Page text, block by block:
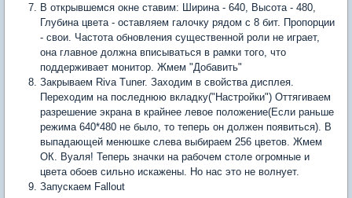
В открывшемся окне ставим: Ширина - 640, Высота - 480,
Глубина цвета - оставляем галочку рядом с 8 бит. Пропорции
- свои. Частота обновления существенной роли не играет,
она главное должна вписываться в рамки того, что
поддерживает монитор. Жмем "Добавить"
Закрываем Riva Tuner. Заходим в свойства дисплея.
Переходим на последнюю вкладку("Настройки") Оттягиваем
разрешение экрана в крайнее левое положение(Если раньше
режима 640*480 не было, то теперь он должен появиться). В
выпадающей менюшке слева выбираем 256 цветов. Жмем
ОК. Вуаля! Теперь значки на рабочем столе огромные и
цвета обоев сильно искажены. Но нас это не волнует.
Запускаем Fallout